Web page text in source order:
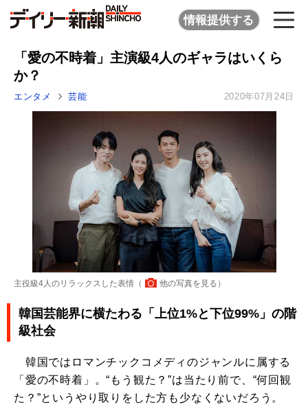
情報提供する
「愛の不時着」主演級4人のギャラはいくら
か？
エンタメ 芸能 2020年07月24日
主役級4人のリラックスした表情（ 他の写真を見る ）
韓国芸能界に横たわる「上位1%と下位99%」の階
級社会
韓国ではロマンチックコメディのジャンルに属する
「愛の不時着」。“もう観た？”は当たり前で、“何回観
た？”というやり取りをした方も少なくないだろう。